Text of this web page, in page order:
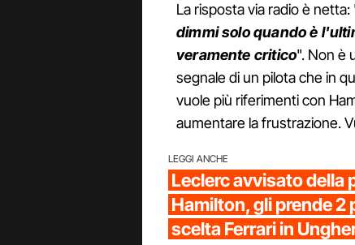
La risposta via radio è netta:
dimmi solo quando è
veramente critico". Non è
segnale di un pilota che in
vuole più riferimenti con
aumentare la frustrazione.
LEGGI ANCHE
Leclerc avvisato della
Hamilton, gli prende 2
scelta Ferrari in